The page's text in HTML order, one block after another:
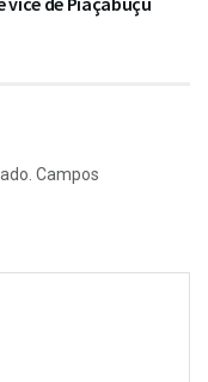
Campos